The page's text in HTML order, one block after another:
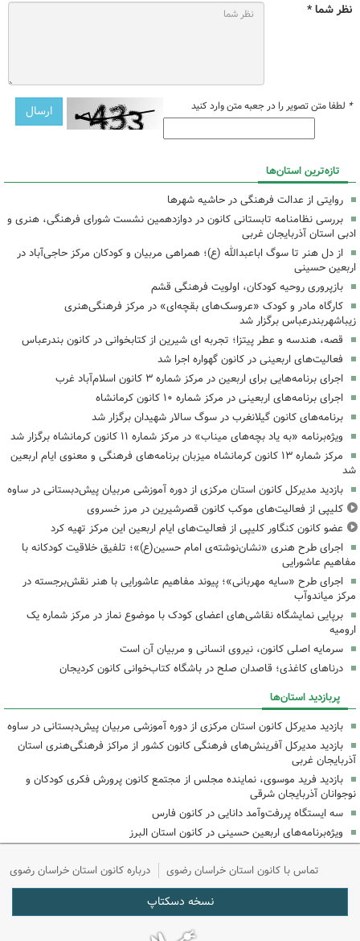
نظر شما *
* لطفا متن تصویر را در جعبه متن وارد کنید
تازه‌ترین استان‌ها
روایتی از عدالت فرهنگی در حاشیه شهرها
بررسی نظامنامه تابستانی کانون در دوازدهمین نشست شورای فرهنگی، هنری و
ادبی استان آذربایجان غربی
از دل هنر تا سوگ اباعبدالله (ع)؛ همراهی مربیان و کودکان مرکز حاجی‌آباد در
اربعین حسینی
بازپروری روحیه کودکان، اولویت فرهنگی قشم
کارگاه مادر و کودک «عروسک‌های بقچه‌ای» در مرکز فرهنگی‌هنری
زیباشهربندرعباس برگزار شد
قصه، هندسه و عطر پیتزا؛ تجربه ای شیرین از کتابخوانی در کانون بندرعباس
فعالیت‌های اربعینی در کانون گهواره اجرا شد
اجرای برنامه‌هایی برای اربعین در مرکز شماره ۳ کانون اسلام‌آباد غرب
اجرای برنامه‌های اربعینی در مرکز شماره ۱۰ کانون کرمانشاه
برنامه‌های کانون گیلانغرب در سوگ سالار شهیدان برگزار شد
ویژه‌برنامه «به یاد بچه‌های میناب» در مرکز شماره ۱۱ کانون کرمانشاه برگزار شد
مرکز شماره ۱۳ کانون کرمانشاه میزبان برنامه‌های فرهنگی و معنوی ایام اربعین
شد
بازدید مدیرکل کانون استان مرکزی از دوره آموزشی مربیان پیش‌دبستانی در ساوه
کلیپی از فعالیت‌های موکب کانون قصرشیرین در مرز خسروی
عضو کانون کنگاور کلیپی از فعالیت‌های ایام اربعین این مرکز تهیه کرد
اجرای طرح هنری «نشان‌نوشته‌ی امام حسین(ع)»؛ تلفیق خلاقیت کودکانه با
مفاهیم عاشورایی
اجرای طرح «سایه مهربانی»؛ پیوند مفاهیم عاشورایی با هنر نقش‌برجسته در
مرکز میاندوآب
برپایی نمایشگاه نقاشی‌های اعضای کودک با موضوع نماز در مرکز شماره یک
ارومیه
سرمایه اصلی کانون، نیروی انسانی و مربیان آن است
درناهای کاغذی؛ قاصدان صلح در باشگاه کتاب‌خوانی کانون کردیجان
پربازدید استان‌ها
بازدید مدیرکل کانون استان مرکزی از دوره آموزشی مربیان پیش‌دبستانی در ساوه
بازدید مدیرکل آفرینش‌های فرهنگی کانون کشور از مراکز فرهنگی‌هنری استان
آذربایجان غربی
بازدید فرید موسوی، نماینده مجلس از مجتمع کانون پرورش فکری کودکان و
نوجوانان آذربایجان شرقی
سه ایستگاه پررفت‌وآمد دانایی در کانون فارس
ویژه‌برنامه‌های اربعین حسینی در کانون استان البرز
تماس با کانون استان خراسان رضوی درباره کانون استان خراسان رضوی
نسخه دسکتاپ